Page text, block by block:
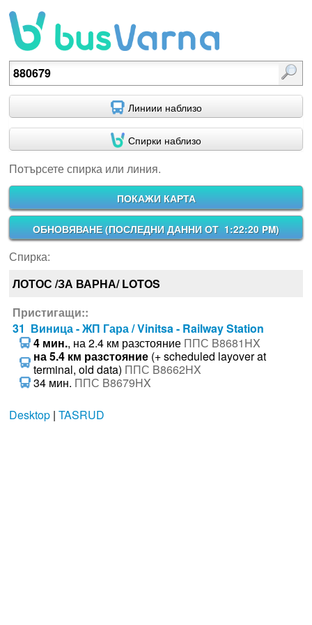
Потърсете спирка или линия.
Линиии наблизо
Спирки наблизо
Потърсете спирка или линия.
ПОКАЖИ КАРТА
ОБНОВЯВАНЕ (ПОСЛЕДНИ ДАННИ ОТ 1:22:20 PM)
Спирка:
ЛОТОС /ЗА ВАРНА/ LOTOS
Пристигащи::
31 Виница - ЖП Гара / Vinitsa - Railway Station
4 мин., на 2.4 км разстояние ППС B8681HX
на 5.4 км разстояние(+ scheduled layover at
terminal, old data) ППС B8662HX
34 мин. ППС B8679HX
Desktop| TASRUD